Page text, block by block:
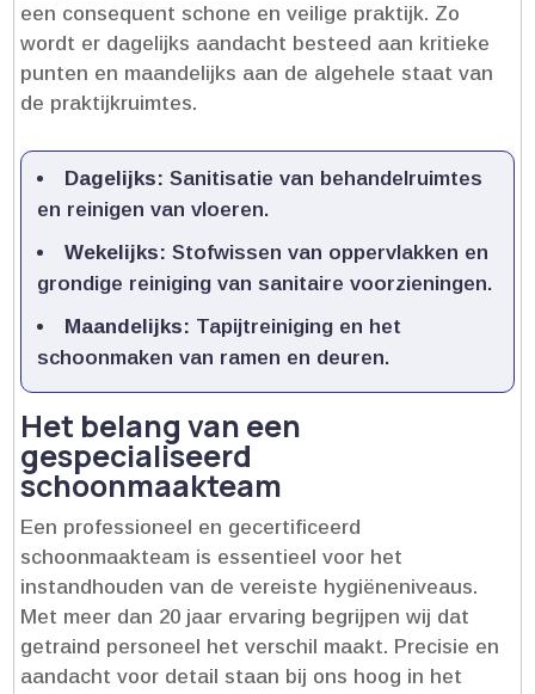
een consequent schone en veilige praktijk.​ Zo
wordt er dagelijks aandacht besteed aan kritieke
punten en maandelijks aan de algehele staat van
de praktijkruimtes.​
Dagelijks: Sanitisatie van behandelruimtes
en reinigen van vloeren.​
Wekelijks: Stofwissen van oppervlakken en
grondige reiniging van sanitaire voorzieningen.​
Maandelijks: Tapijtreiniging en het
schoonmaken van ramen en deuren.​
Het belang van een
gespecialiseerd
schoonmaakteam
Een professioneel en gecertificeerd
schoonmaakteam is essentieel voor het
instandhouden van de vereiste hygiëneniveaus.​
Met meer dan 20 jaar ervaring begrijpen wij dat
getraind personeel het verschil maakt.​ Precisie en
aandacht voor detail staan bij ons hoog in het